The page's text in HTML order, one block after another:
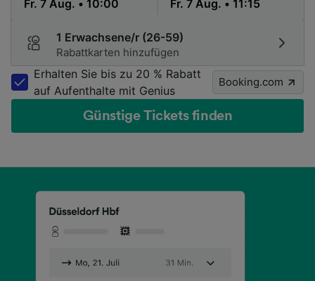
1 Erwachsene/r (26-59)
Rabattkarten hinzufügen
Erhalten Sie bis zu 20 % Rabatt
auf Aufenthalte mit Genius
Booking.com
Günstige Tickets finden